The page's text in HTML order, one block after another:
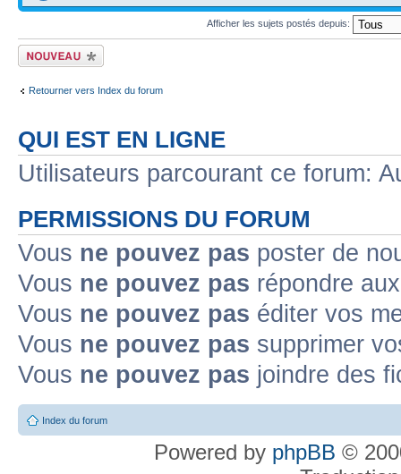
Afficher les sujets postés depuis:
Ecrire un nouveau
sujet
Retourner vers Index du forum
QUI EST EN LIGNE
Utilisateurs parcourant ce forum:
PERMISSIONS DU FORUM
Vous ne pouvez pas poster de
Vous ne pouvez pas répondre
Vous ne pouvez pas éditer vos
Vous ne pouvez pas supprimer
Vous ne pouvez pas joindre des
Index du forum
Powered by phpBB ©